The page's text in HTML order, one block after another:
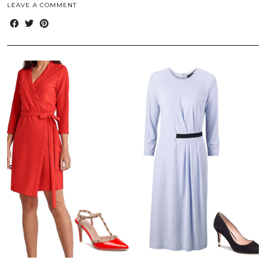
LEAVE A COMMENT